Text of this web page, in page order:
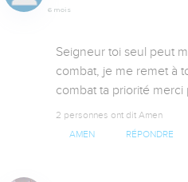
6 mois
Seigneur toi seul peut
combat, je me remet à
combat ta priorité merci
2 personnes ont dit Amen
AMEN RÉPONDRE